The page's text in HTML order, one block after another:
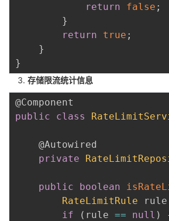
return
false ;
}
return
true ;
}
}
存储限流统计信息
@Component
public
class
@Autowired
private
public boolean
RateLimitRule rule
if
( rule == null )